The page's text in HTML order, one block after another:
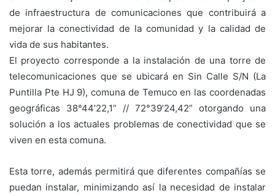
de infraestructura de comunicaciones que contribuirá a
mejorar la conectividad de la comunidad y la calidad de
vida de sus habitantes.
El proyecto corresponde a la instalación de una torre de
telecomunicaciones que se ubicará en Sin Calle S/N (La
Puntilla Pte HJ 9), comuna de Temuco en las coordenadas
geográficas 38°44’22,1” // 72°39’24,42” otorgando una
solución a los actuales problemas de conectividad que se
viven en esta comuna.
Esta torre, además permitirá que diferentes compañías se
puedan instalar, minimizando así la necesidad de instalar